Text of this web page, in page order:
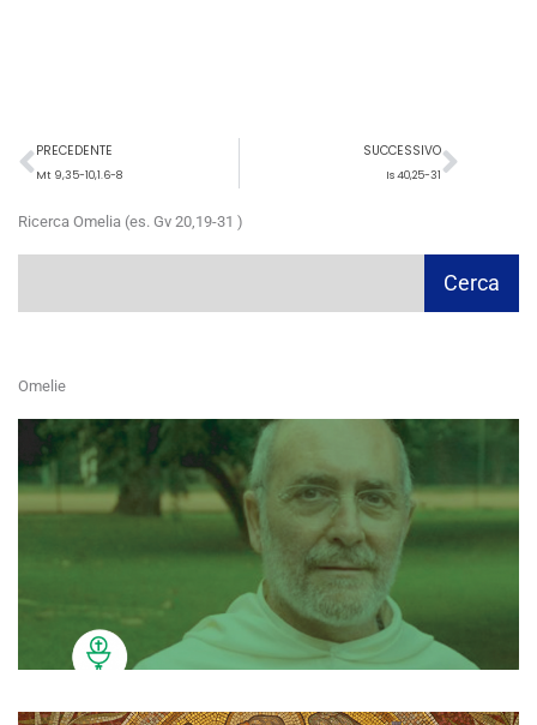
Precedente
PRECEDENTE
Mt 9,35-10,1.6-8
SUCCESSIVO
Is 40,25-31
Ricerca Omelia (es. Gv 20,19-31 )
Cerca
Omelie